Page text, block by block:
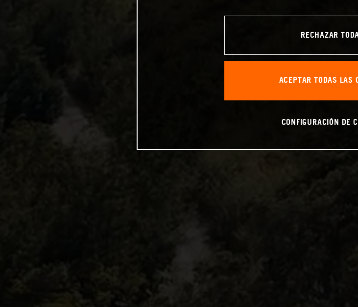
RECHAZAR
ACEPTAR TODAS LAS
CONFIGURACIÓN DE